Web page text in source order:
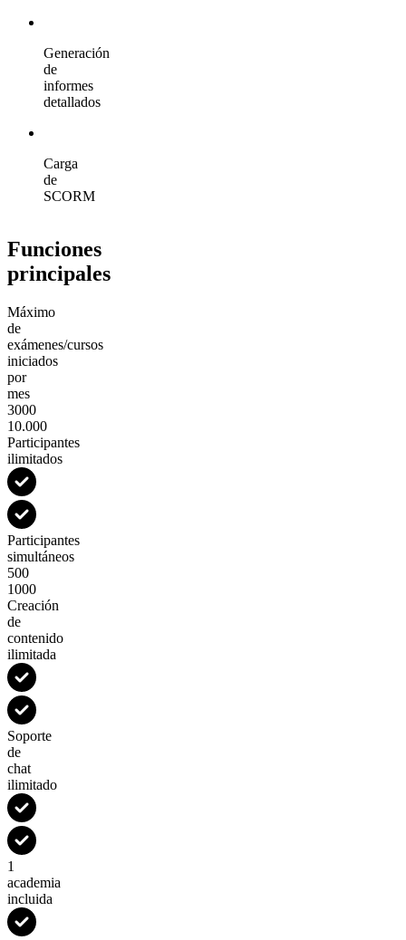
Generación
de
informes
detallados
Carga
de
SCORM
Funciones
principales
Máximo
de
exámenes/cursos
iniciados
por
mes
3000
10.000
Participantes
ilimitados
Participantes
simultáneos
500
1000
Creación
de
contenido
ilimitada
Soporte
de
chat
ilimitado
1
academia
incluida